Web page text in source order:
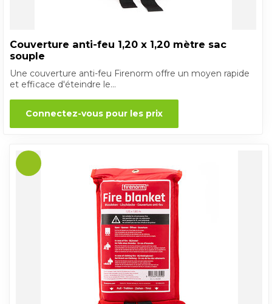
Couverture anti-feu 1,20 x 1,20 mètre sac
souple
Une couverture anti-feu Firenorm offre un moyen rapide
et efficace d'éteindre le...
Connectez-vous pour les prix